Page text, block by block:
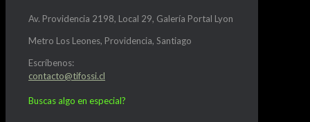
Av. Providencia 2198, Local 29, Galería Portal Lyon
Metro Los Leones, Providencia, Santiago
Escríbenos:
contacto@tifossi.cl
Buscas algo en especial?